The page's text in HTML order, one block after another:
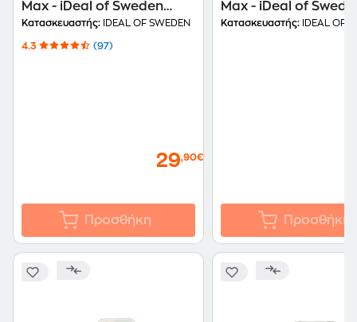
Max - iDeal of Sweden
Fashion Back Cover -
Κατασκευαστής: IDEAL OF SWEDEN
4.3 (97)
29,90€
Προσθήκη
Max - iDeal of
Fashion Back Cover
Κατασκευαστής: IDEAL OF
Προσθήκη